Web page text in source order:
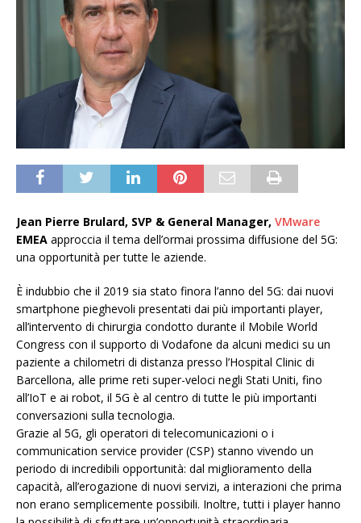
Jean Pierre Brulard, SVP & General Manager, VMware
EMEA approccia il tema dell’ormai prossima diffusione del 5G:
una opportunità per tutte le aziende.
È indubbio che il 2019 sia stato finora l’anno del 5G: dai nuovi
smartphone pieghevoli presentati dai più importanti player,
all’intervento di chirurgia condotto durante il Mobile World
Congress con il supporto di Vodafone da alcuni medici su un
paziente a chilometri di distanza presso l’Hospital Clinic di
Barcellona, alle prime reti super-veloci negli Stati Uniti, fino
all’IoT e ai robot, il 5G è al centro di tutte le più importanti
conversazioni sulla tecnologia.
Grazie al 5G, gli operatori di telecomunicazioni o i
communication service provider (CSP) stanno vivendo un
periodo di incredibili opportunità: dal miglioramento della
capacità, all’erogazione di nuovi servizi, a interazioni che prima
non erano semplicemente possibili. Inoltre, tutti i player hanno